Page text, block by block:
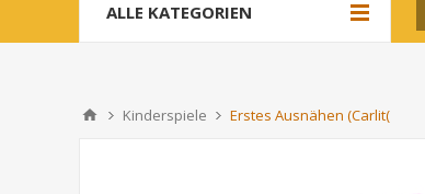
ALLE KATEGORIEN
Kinderspiele Erstes Ausnähen (Carlit(